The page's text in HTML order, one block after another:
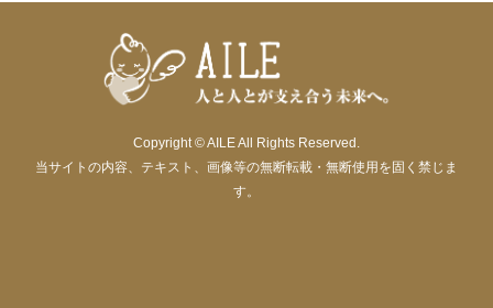
Copyright © AILE All Rights Reserved.
当サイトの内容、テキスト、画像等の無断転載・無断使用を固く禁じま
す。